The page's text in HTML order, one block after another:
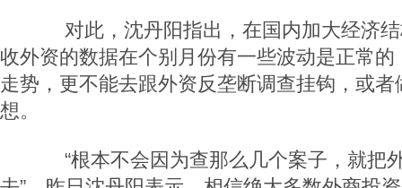
对此，沈丹阳指出，在国内加大经济结
收外资的数据在个别月份有一些波动是正常
走势，更不能去跟外资反垄断调查挂钩，或
想。
“根本不会因为查那么几个案子，就把